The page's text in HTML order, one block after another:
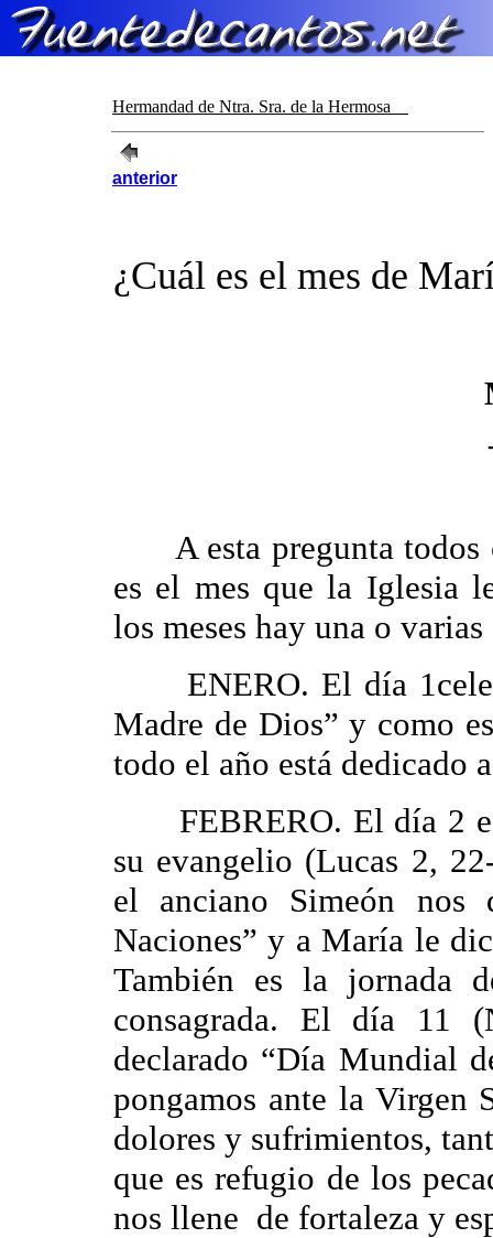
Hermandad de Ntra. Sra. de la Hermosa
anterior
¿Cuál es el mes de
A esta pregunta todos
es el mes que la Iglesia
los meses hay una o
ENERO. El día
Madre de Dios” y como
todo el año está dedicado
FEBRERO. El día 2 es
su evangelio (Lucas 2,
el anciano Simeón nos
Naciones” y a María le
También es la jornada
consagrada. El día 11
declarado “Día Mundial
pongamos ante la Virgen
dolores y sufrimientos,
que es refugio de los
nos llene de fortaleza y